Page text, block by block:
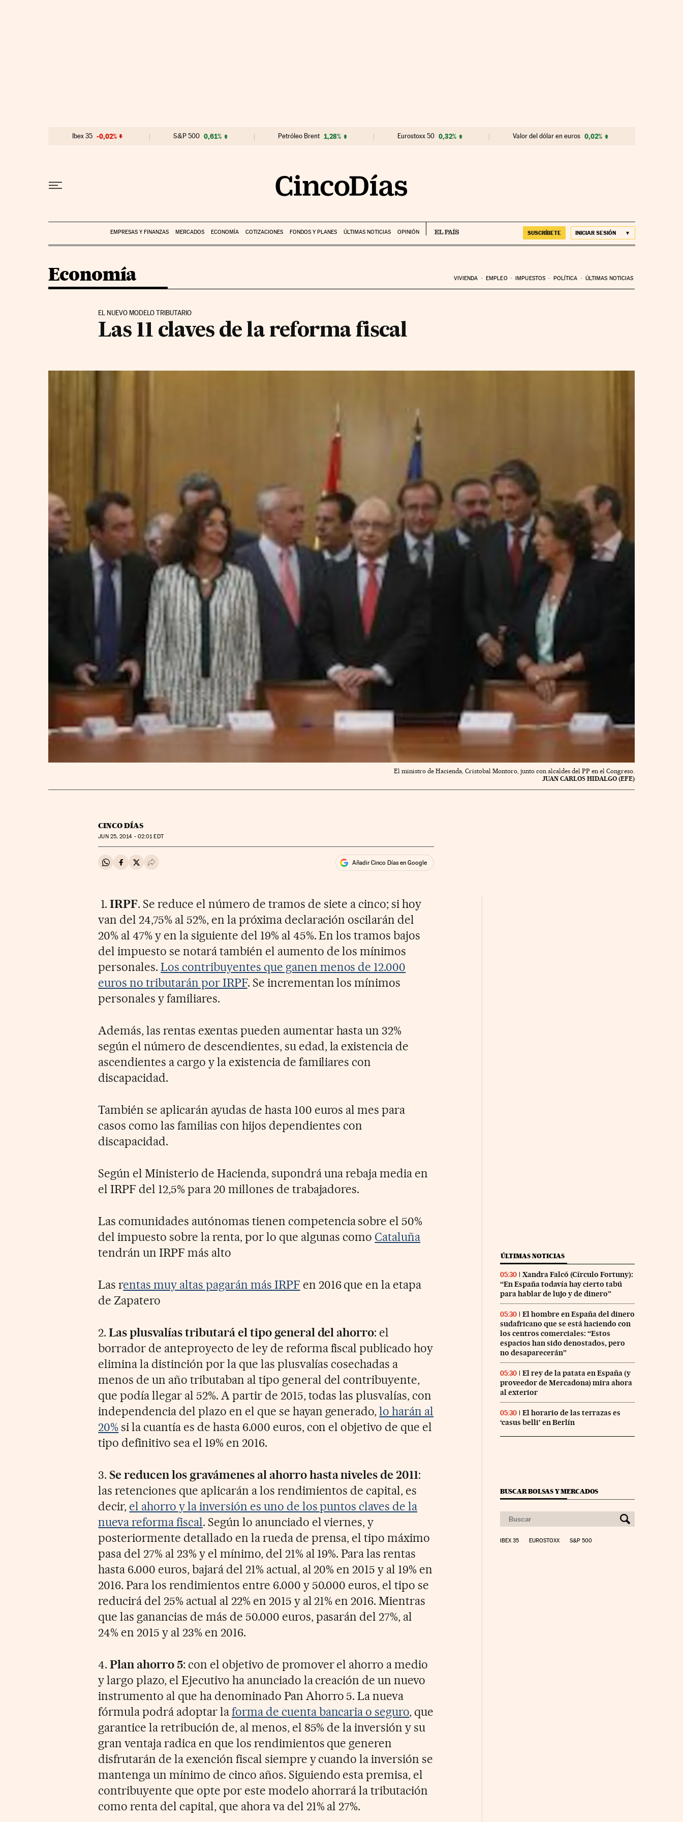
Ibex 35 -0,02% S&P 500 0,61% Petróleo Brent 1,28% Eurostoxx 50 0,32% Valor del dólar en euros 0,02%
EMPRESAS Y FINANZAS MERCADOS ECONOMÍA COTIZACIONES FONDOS Y PLANES ÚLTIMAS NOTICIAS OPINIÓN SUSCRÍBETE INICIAR SESIÓN
Economía VIVIENDA EMPLEO IMPUESTOS POLÍTICA ÚLTIMAS NOTICIAS
EL NUEVO MODELO TRIBUTARIO
Las 11 claves de la reforma fiscal
El ministro de Hacienda, Cristobal Montoro, junto con alcaldes del PP en el Congreso.
JUAN CARLOS HIDALGO (EFE)
CINCO DÍAS
JUN 25, 2014 - 02:01EDT
Compartir en Whatsapp
Compartir en Facebook
Compartir en Twitter
Desplegar Redes Sociales Añadir Cinco Días en Google
1.IRPF. Se reduce el número de tramos de siete a cinco; si hoy
van del 24,75% al 52%, en la próxima declaración oscilarán del
20% al 47% y en la siguiente del 19% al 45%. En los tramos bajos
del impuesto se notará también el aumento de los mínimos
personales.Los contribuyentes que ganen menos de 12.000
euros no tributarán por IRPF. Se incrementan los mínimos
personales y familiares.
Además, las rentas exentas pueden aumentar hasta un 32%
según el número de descendientes, su edad, la existencia de
ascendientes a cargo y la existencia de familiares con
discapacidad.
También se aplicarán ayudas de hasta 100 euros al mes para
casos como las familias con hijos dependientes con
discapacidad.
Según el Ministerio de Hacienda, supondrá una rebaja media en
el IRPF del 12,5% para 20 millones de trabajadores.
Las comunidades autónomas tienen competencia sobre el 50%
del impuesto sobre la renta, por lo que algunas como Cataluña
tendrán un IRPF más alto
Las rentas muy altas pagarán más IRPF en 2016 que en la etapa
de Zapatero
2.Las plusvalías tributará el tipo general del ahorro: el
borrador de anteproyecto de ley de reforma fiscal publicado hoy
elimina la distinción por la que las plusvalías cosechadas a
menos de un año tributaban al tipo general del contribuyente,
que podía llegar al 52%. A partir de 2015, todas las plusvalías, con
independencia del plazo en el que se hayan generado,lo harán al
20% si la cuantía es de hasta 6.000 euros, con el objetivo de que el
tipo definitivo sea el 19% en 2016.
3. Se reducen los gravámenes al ahorro hasta niveles de 2011:
las retenciones que aplicarán a los rendimientos de capital, es
decir, el ahorro y la inversión es uno de los puntos claves de la
nueva reforma fiscal. Según lo anunciado el viernes, y
posteriormente detallado en la rueda de prensa, el tipo máximo
pasa del 27% al 23% y el mínimo, del 21% al 19%. Para las rentas
hasta 6.000 euros, bajará del 21% actual, al 20% en 2015 y al 19% en
2016. Para los rendimientos entre 6.000 y 50.000 euros, el tipo se
reducirá del 25% actual al 22% en 2015 y al 21% en 2016. Mientras
que las ganancias de más de 50.000 euros, pasarán del 27%, al
24% en 2015 y al 23% en 2016.
4.Plan ahorro 5: con el objetivo de promover el ahorro a medio
y largo plazo, el Ejecutivo ha anunciado la creación de un nuevo
instrumento al que ha denominado Pan Ahorro 5. La nueva
fórmula podrá adoptar laforma de cuenta bancaria o seguro, que
garantice la retribución de, al menos, el 85% de la inversión y su
gran ventaja radica en que los rendimientos que generen
disfrutarán de la exención fiscal siempre y cuando la inversión se
mantenga un mínimo de cinco años. Siguiendo esta premisa, el
contribuyente que opte por este modelo ahorrará la tributación
como renta del capital, que ahora va del 21% al 27%.
ÚLTIMAS NOTICIAS
05:30
Xandra Falcó (Círculo Fortuny):
“En España todavía hay cierto tabú
para hablar de lujo y de dinero”
05:30
El hombre en España del dinero
sudafricano que se está haciendo con
los centros comerciales: “Estos
espacios han sido denostados, pero
no desaparecerán”
05:30
El rey de la patata en España (y
proveedor de Mercadona) mira ahora
al exterior
05:30
El horario de las terrazas es
‘casus belli’ en Berlín
BUSCAR BOLSAS Y MERCADOS
IBEX 35 EUROSTOXX S&P 500